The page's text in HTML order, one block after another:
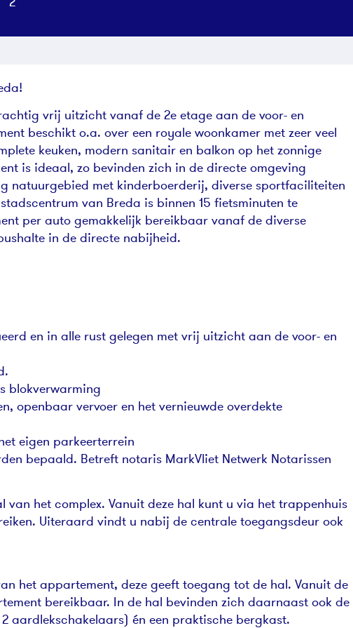
vrij uitzicht vanaf de 2e etage aan de voor- en
beschikt o.a. over een royale woonkamer met zeer veel
keuken, modern sanitair en balkon op het zonnige
is ideaal, zo bevinden zich in de directe omgeving
natuurgebied met kinderboerderij, diverse sportfaciliteiten
van Breda is binnen 15 fietsminuten te
per auto gemakkelijk bereikbaar vanaf de diverse
in de directe nabijheid.
en in alle rust gelegen met vrij uitzicht aan de voor- en
blokverwarming
openbaar vervoer en het vernieuwde overdekte
eigen parkeerterrein
bepaald. Betreft notaris MarkVliet Netwerk Notarissen
het complex. Vanuit deze hal kunt u via het trappenhuis
Uiteraard vindt u nabij de centrale toegangsdeur ook
het appartement, deze geeft toegang tot de hal. Vanuit de
bereikbaar. In de hal bevinden zich daarnaast ook de
aardlekschakelaars) én een praktische bergkast.